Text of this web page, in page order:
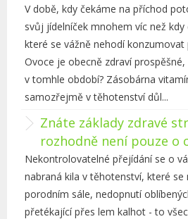
V době, kdy čekáme na příchod
svůj jídelníček mnohem víc než
které se vážně nehodí
Ovoce je obecně zdraví
v tomhle období? Zásobárna
samozřejmě v těhotenství důl...
Znáte základy zdravé
rozhodně není pouze o
Nekontrolovatelné přejídání se o
nabraná kila v těhotenství, které
porodním sále, nedopnutí
přetékající přes lem kalhot - to